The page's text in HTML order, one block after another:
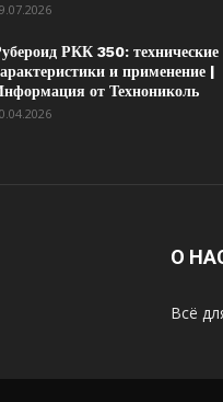
РКК 350: технические
и применение |
от Технониколь
О
Всё